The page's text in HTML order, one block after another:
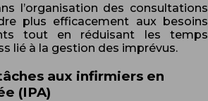
l’organisation des consultations
plus efficacement aux besoins
tout en réduisant les temps
lié à la gestion des imprévus.
aux infirmiers en
(IPA)